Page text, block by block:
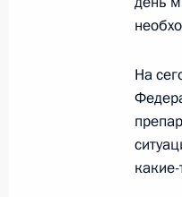
2
1
На